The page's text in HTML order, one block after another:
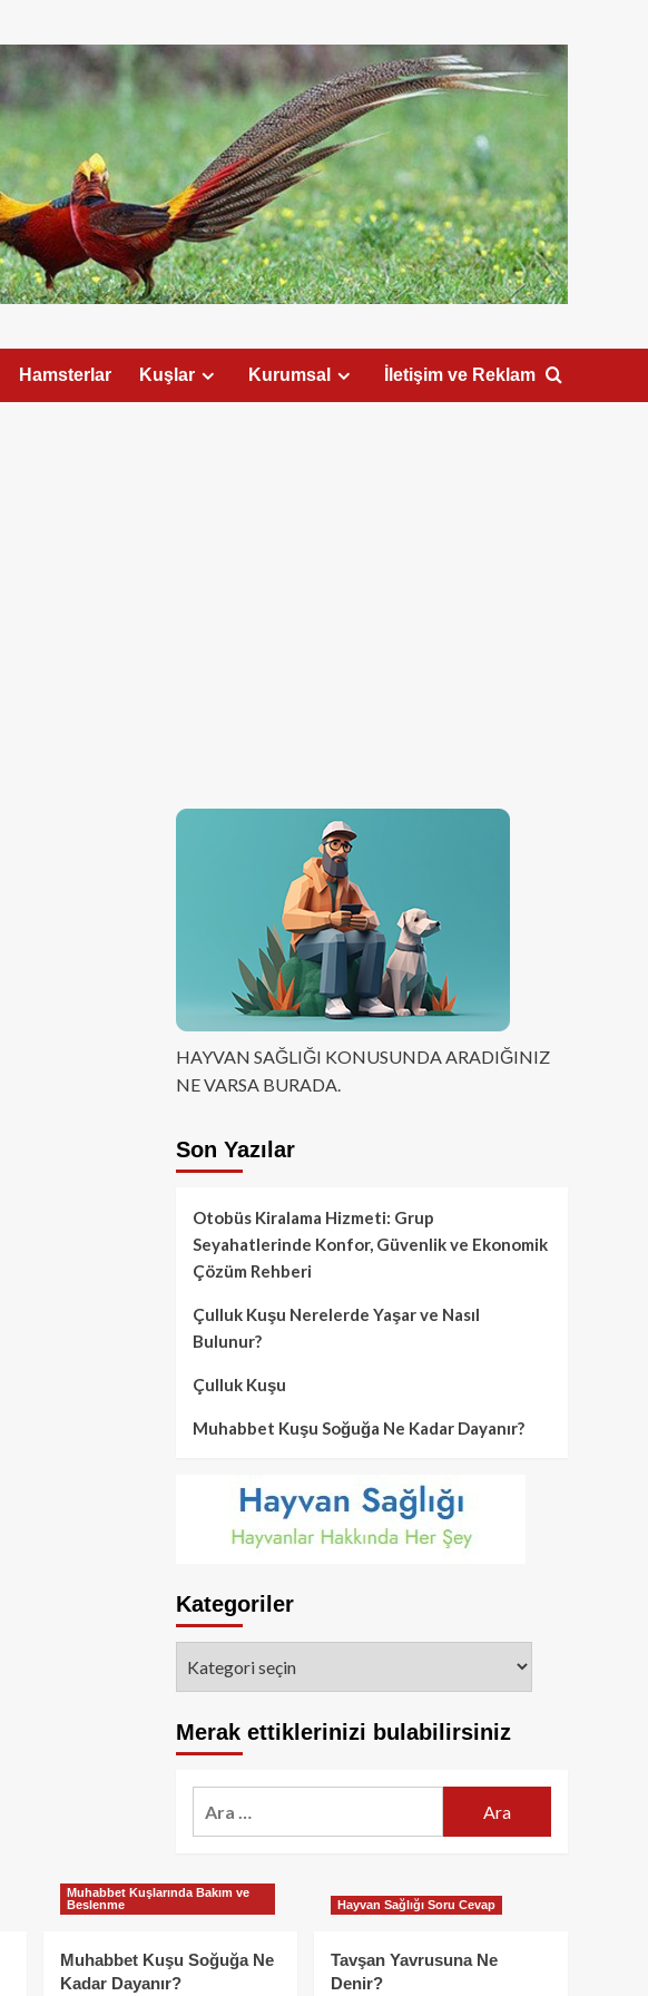
Hamsterlar Kuşlar Kurumsal İletişim ve Reklam
HAYVAN SAĞLIĞI KONUSUNDA ARADIĞINIZ
NE VARSA BURADA.
Son Yazılar
Otobüs Kiralama Hizmeti: Grup
Seyahatlerinde Konfor, Güvenlik ve Ekonomik
Çözüm Rehberi
Çulluk Kuşu Nerelerde Yaşar ve Nasıl
Bulunur?
Çulluk Kuşu
Muhabbet Kuşu Soğuğa Ne Kadar Dayanır?
Kategoriler
Merak ettiklerinizi bulabilirsiniz
Muhabbet Kuşlarında Bakım ve
Beslenme
Muhabbet Kuşu Soğuğa Ne
Kadar Dayanır?
Hayvan Sağlığı Soru Cevap
Tavşan Yavrusuna Ne
Denir?